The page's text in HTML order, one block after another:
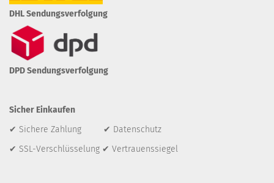
DHL Sendungsverfolgung
DPD Sendungsverfolgung
Sicher Einkaufen
✔ Sichere Zahlung ✔ Datenschutz
✔ SSL-Verschlüsselung ✔ Vertrauenssiegel